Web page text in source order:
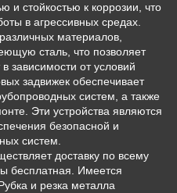
и стойкостью к коррозии, что
в агрессивных средах.
материалов,
сталь, что позволяет
зависимости от условий
задвижек обеспечивает
систем, а также
Эти устройства являются
безопасной и
систем.
доставку по всему
бесплатная. Имеется
и резка металла